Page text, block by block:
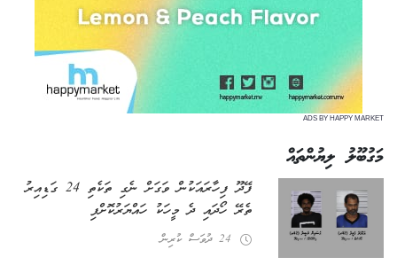
ADS BY HAPPY MARKET
މަގުބޫލު ލިޔުންތައް
ފޭދޫ ފިހާރައަކުން ވަގަށް ނެގި ތަކެތި 24 ގަޑިއިރު
ތެރޭ ހޯދައި ދެ މީހަކު ހައްޔަރުކޮށްފި
24 ދުވަސް ކުރިން